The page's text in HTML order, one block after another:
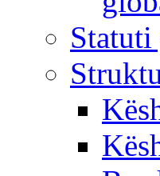
Statuti